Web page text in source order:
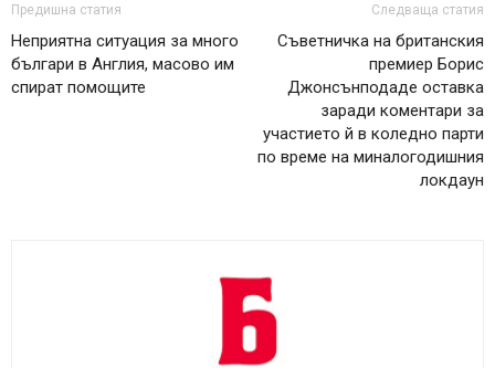
Предишна статия
Неприятна ситуация за много
българи в Англия, масово им
спират помощите
Следваща статия
Съветничка на британския
премиер Борис
Джонсънподаде оставка
заради коментари за
участието й в коледно парти
по време на миналогодишния
локдаун